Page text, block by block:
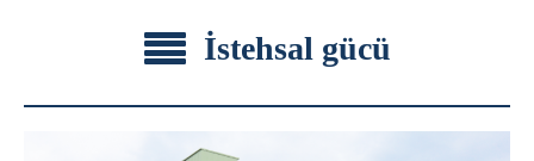
İstehsal gücü